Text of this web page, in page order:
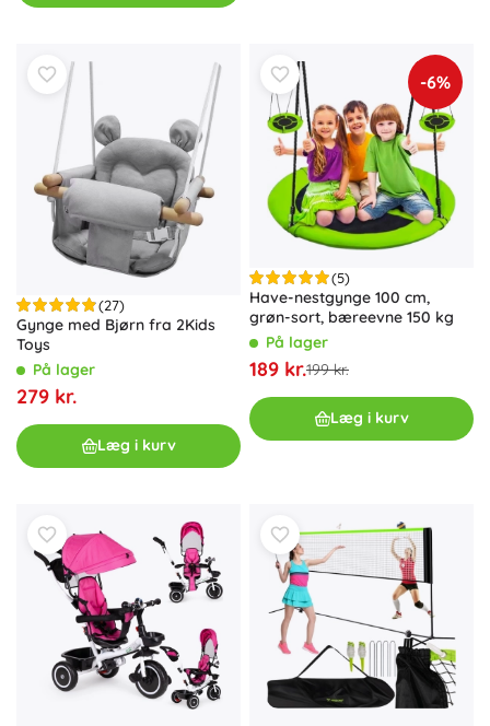
(27)
Gynge med Bjørn fra 2Kids
Toys
På lager
279 kr.
Læg i kurv
-6%
(5)
Have-nestgynge 100 cm,
grøn-sort, bæreevne 150 kg
På lager
189 kr.199 kr.
Læg i kurv